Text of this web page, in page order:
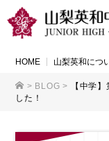
HOME 山梨英和につ
> BLOG >
【中学
した！